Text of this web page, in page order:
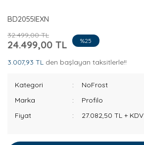
BD2055IEXN
32.499,00 TL
24.499,00 TL %25
3.007,93 TL den başlayan taksitlerle!!
Kategori
NoFrost
Marka
Profilo
Fiyat
27.082,50 TL + KDV